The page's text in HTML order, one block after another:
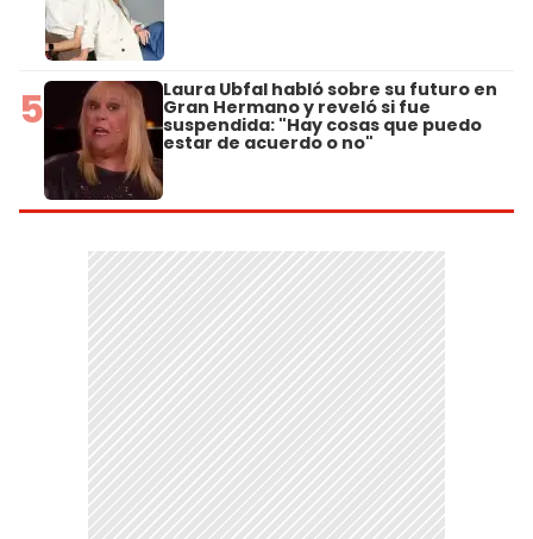
5 Laura Ubfal habló sobre su futuro en
Gran Hermano y reveló si fue
suspendida: "Hay cosas que puedo
estar de acuerdo o no"